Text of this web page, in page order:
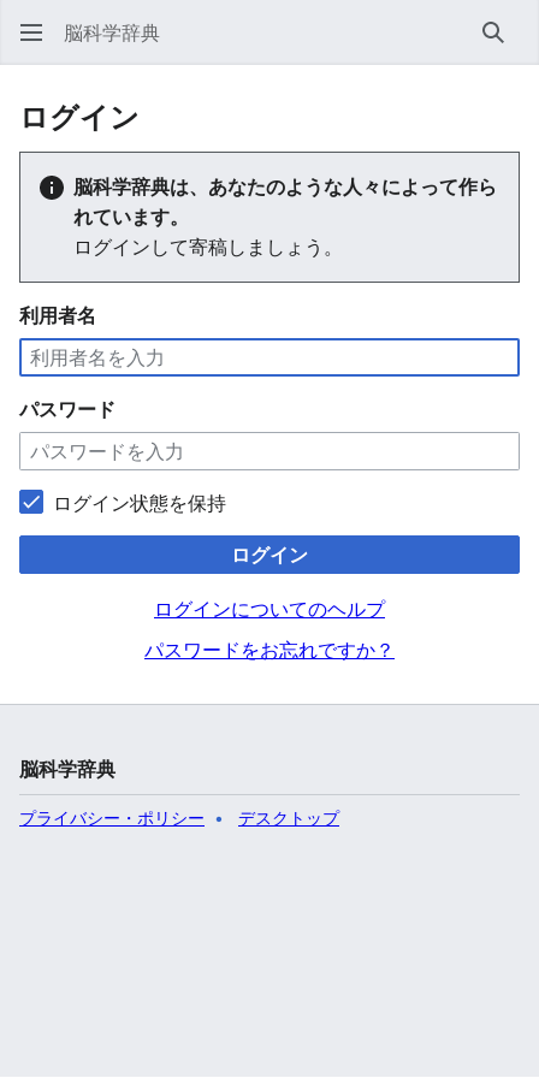
脳科学辞典 検索
ログイン
脳科学辞典は、あなたのような人々によって作ら
れています。
ログインして寄稿しましょう。
利用者名
パスワード
ログイン状態を保持
ログイン
ログインについてのヘルプ
パスワードをお忘れですか？
脳科学辞典
プライバシー・ポリシー デスクトップ